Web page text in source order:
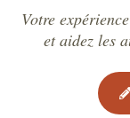
Votre
et aidez les